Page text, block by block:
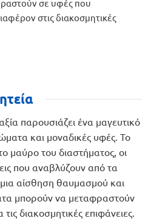
σε υφές που
στις διακοσμητικές
παρουσιάζει ένα μαγευτικό
και μοναδικές υφές. Το
μαύρο του διαστήματος, οι
που αναβλύζουν από τα
αίσθηση θαυμασμού και
μπορούν να μεταφραστούν
διακοσμητικές επιφάνειες.